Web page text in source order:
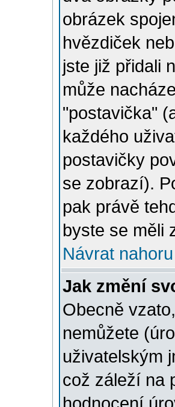
obrázek
hvězdiček
jste již přidali
může
"postavička"
každého
postavičky
se zobrazí).
pak právě
byste se měli
Návrat nahoru
Jak změní
Obecně
nemůžete
uživatelským
což záleží na